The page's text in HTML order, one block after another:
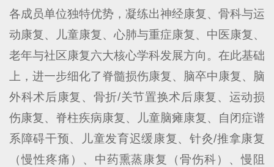
各成员单位独特优势，凝练出神经康复、骨科与运
动康复、儿童康复、心肺与重症康复、中医康复、
老年与社区康复六大核心学科发展方向。在此基础
上，进一步细化了脊髓损伤康复、脑卒中康复、脑
外科术后康复、骨折/关节置换术后康复、运动损
伤康复、脊柱疾病康复、儿童脑瘫康复、自闭症谱
系障碍干预、儿童发育迟缓康复、针灸/推拿康复
（慢性疼痛）、中药熏蒸康复（骨伤科）、慢阻